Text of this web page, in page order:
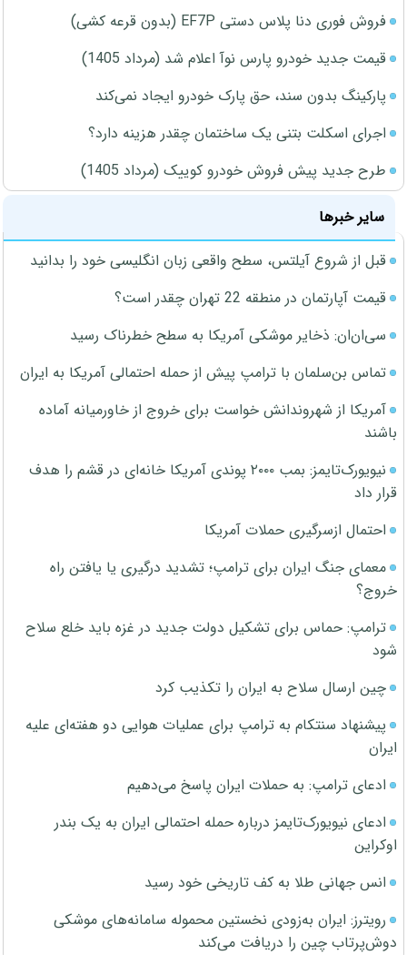
فروش فوری دنا پلاس دستی EF7P (بدون قرعه کشی)
قیمت جدید خودرو پارس نوآ اعلام شد (مرداد 1405)
پارکینگ بدون سند، حق پارک خودرو ایجاد نمی‌کند
اجرای اسکلت بتنی یک ساختمان چقدر هزینه دارد؟
طرح جدید پیش فروش خودرو کوییک (مرداد 1405)
سایر خبرها
قبل از شروع آیلتس، سطح واقعی زبان انگلیسی خود را بدانید
قیمت آپارتمان در منطقه 22 تهران چقدر است؟
سی‌ان‌ان: ذخایر موشکی آمریکا به سطح خطرناک رسید
تماس بن‌سلمان با ترامپ پیش از حمله احتمالی آمریکا به ایران
آمریکا از شهروندانش خواست برای خروج از خاورمیانه آماده
باشند
نیویورک‌تایمز: بمب ۲۰۰۰ پوندی آمریکا خانه‌ای در قشم را هدف
قرار داد
احتمال ازسرگیری حملات آمریکا
معمای جنگ ایران برای ترامپ؛ تشدید درگیری یا یافتن راه
خروج؟
ترامپ: حماس برای تشکیل دولت جدید در غزه باید خلع سلاح
شود
چین ارسال سلاح به ایران را تکذیب کرد
پیشنهاد سنتکام به ترامپ برای عملیات هوایی دو هفته‌ای علیه
ایران
ادعای ترامپ: به حملات ایران پاسخ می‌دهیم
ادعای نیویورک‌تایمز درباره حمله احتمالی ایران به یک بندر
اوکراین
انس جهانی طلا به کف تاریخی خود رسید
رویترز: ایران به‌زودی نخستین محموله سامانه‌های موشکی
دوش‌پرتاب چین را دریافت می‌کند